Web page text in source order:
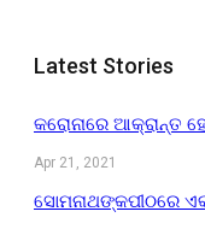
Latest Stories
କରୋନାରେ ଆକ୍ରାନ୍ତ
Apr 21, 2021
ସୋମନାଥଙ୍କପୀଠରେ